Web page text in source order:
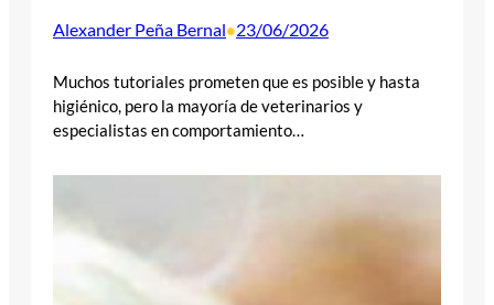
Alexander Peña Bernal•23/06/2026
Muchos tutoriales prometen que es posible y hasta
higiénico, pero la mayoría de veterinarios y
especialistas en comportamiento…